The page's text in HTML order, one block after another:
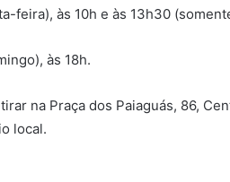
feira), às 10h e às 13h30
às 18h.
na Praça dos Paiaguás, 86,
local.